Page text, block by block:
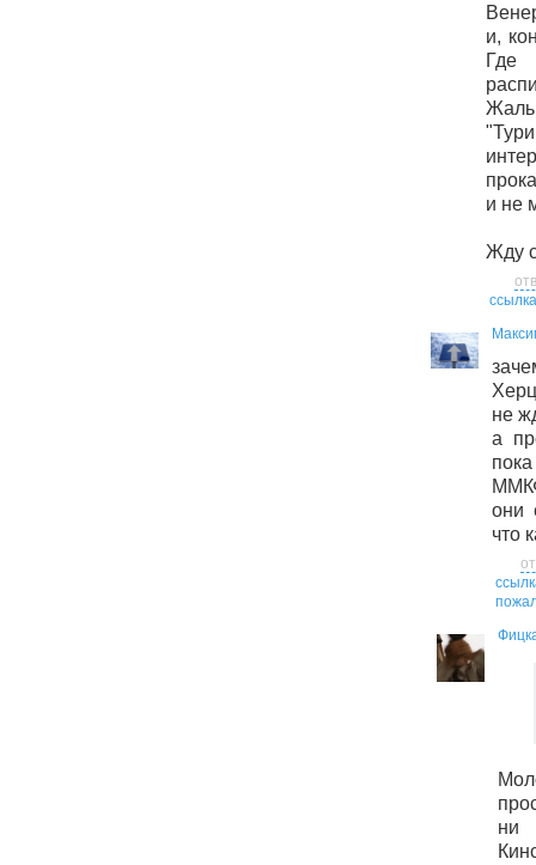
и,
и не
Жду
ссылка
не
а
они
что
ни